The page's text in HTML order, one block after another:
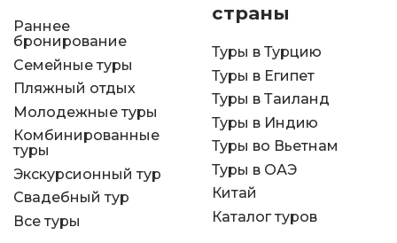
Раннее
бронирование
Семейные туры
Пляжный отдых
Молодежные туры
Комбинированные
туры
Экскурсионный тур
Свадебный тур
Все туры
страны
Туры в Турцию
Туры в Египет
Туры в Таиланд
Туры в Индию
Туры во Вьетнам
Туры в ОАЭ
Китай
Каталог туров